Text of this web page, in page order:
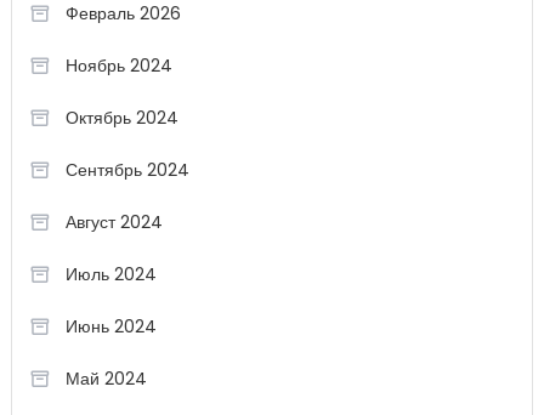
Февраль 2026
Ноябрь 2024
Октябрь 2024
Сентябрь 2024
Август 2024
Июль 2024
Июнь 2024
Май 2024